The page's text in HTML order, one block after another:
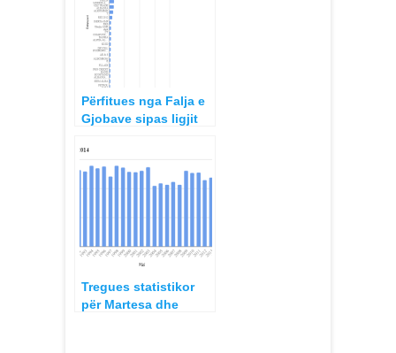
Përfitues nga Falja e
Gjobave sipas ligjit
mars – 31 gusht 2013
Tregues statistikor
për Martesa dhe